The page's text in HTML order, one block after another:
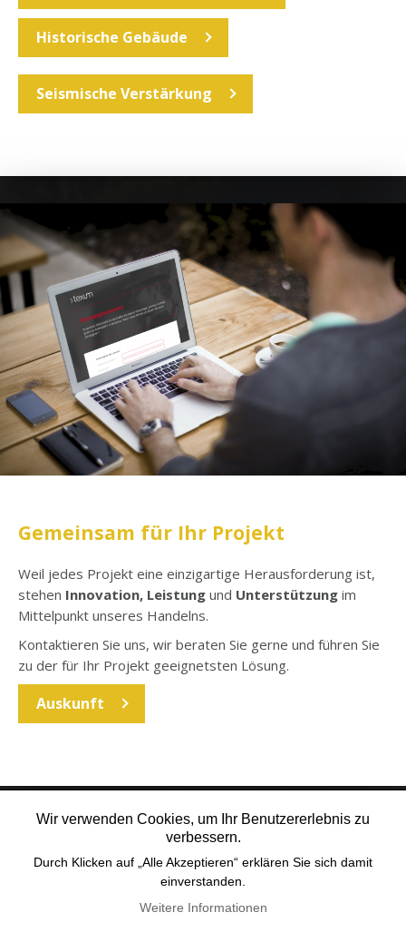
Historische Gebäude
Seismische Verstärkung
Gemeinsam für Ihr Projekt
Weil jedes Projekt eine einzigartige Herausforderung ist,
stehen Innovation, Leistung und Unterstützung im
Mittelpunkt unseres Handelns.
Kontaktieren Sie uns, wir beraten Sie gerne und führen Sie
zu der für Ihr Projekt geeignetsten Lösung.
Auskunft
Wir verwenden Cookies, um Ihr Benutzererlebnis zu
verbessern.
Durch Klicken auf „Alle Akzeptieren“ erklären Sie sich damit
einverstanden.
Weitere Informationen